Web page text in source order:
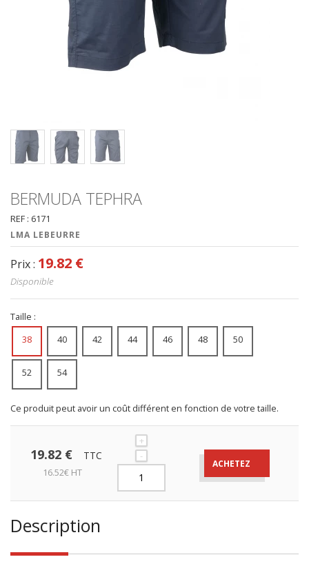
BERMUDA TEPHRA
REF : 6171
LMA LEBEURRE
Prix : 19.82 €
Disponible
Taille :
38
40 42 44 46 48 50
52 54
Ce produit peut avoir un coût différent en fonction de votre taille.
19.82 € TTC
16.52€ HT
+
-
ACHETEZ
Description